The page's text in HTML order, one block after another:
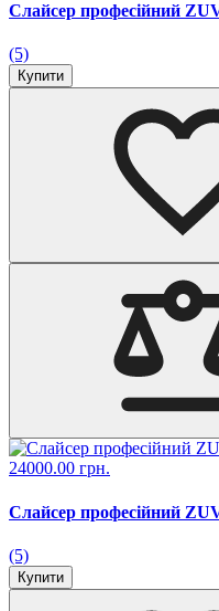
Слайсер професійний
(5)
Купити
24000.00 грн.
Слайсер професійний
(5)
Купити